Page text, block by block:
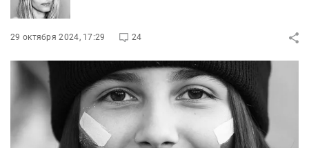
29 октября 2024, 17:29 24